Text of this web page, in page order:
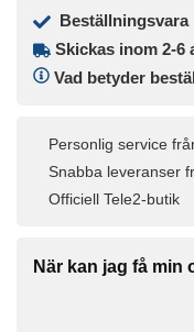
Beställningsvara
Skickas inom 2-6
Vad betyder
Personlig service
Snabba leveranser
Officiell Tele2-butik
När kan jag få min